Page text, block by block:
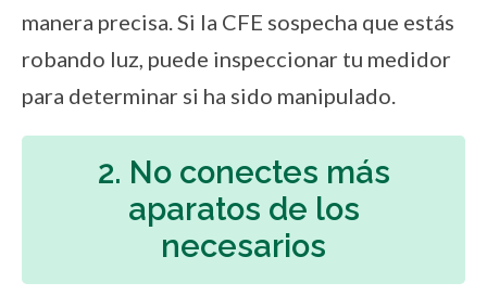
manera precisa. Si la CFE sospecha que estás
robando luz, puede inspeccionar tu medidor
para determinar si ha sido manipulado.
2. No conectes más
aparatos de los
necesarios